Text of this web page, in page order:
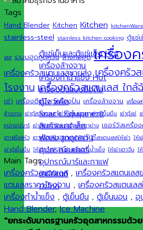
ตู้แช่เย็นและตู้แช่แข็ง
เครื่องล้างจาน
เครื่องทำน้ำแข็ง
เครื่องปั่นแบบมือถือ
ตู้โชว์เค้ก
Snack Equipment
สินค้าขนาดเล็ก
พัดลมฮูดดูดควัน
อุปกรณ์เบเกอรี่
อุปกรณ์บาร์และกาแฟ
เคมีภัณฑ์
อะไหล่
Tags
Hand Blender Kitchen Kitchen kitchenWare
stainless-steel stainless kitchen cooking ตู้แช่
เลส ระบบฮูดดูดควัน ล้างท่อฮูด เครื่อง
เครื่องครัวสแตนเลสขายส่ง เครื่องครัว
โรงงาน เครื่องครัวสแตนเลส ใกล้
เช่า เครื่องตีแป้ง เครื่องปั่น เครื่องล้างจาน เครื่อง
ล้างจาน เช่าตู้สแตนเลส เช่าตู้เย็นนอน เช่าตู้เย็นยืน เช่าตู้แช่
อุปกรณ์บาร์ เช่าอุปกรณ์เบเกอรี่ เช่าเตาย่าง เซอร์วิสเครื่อ
เตาฝรั่ง4หัว เตาฝรั่ง6หัว เตาอบให้เช่า โต๊ะสแตนเลสให้เช่า ให้
เช่าตู้เย็นยืน ให้เช่าตู้แช่ ให้เช่าเครื่องทำน้ำแข็ง ให้เช่าเตาจีน ใ
Main Tags :
เครื่องครัวสแตนเลส, เครื่องครัวสแตนเลส
แตนเลสราคาโรงงาน , เครื่องครัวสแตนเลส
เครื่องทำน้ำแข็ง , ตู้เย็นยืน , ตู้เย็นนอน , อุ
Hand Blender,Ice Machine
"ยกระดับมาตรฐานครัวอุตสาหกรรมด้ว